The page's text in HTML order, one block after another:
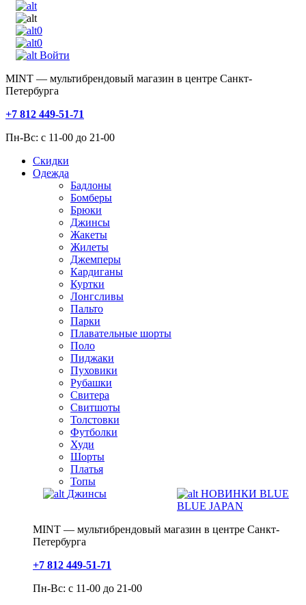
0
0
Войти
MINT — мультибрендовый магазин в центре Санкт-
Петербурга
+7 812 449-51-71
Пн-Вс: с 11-00 до 21-00
Скидки
Одежда
Бадлоны
Бомберы
Брюки
Джинсы
Жакеты
Жилеты
Джемперы
Кардиганы
Куртки
Лонгсливы
Пальто
Парки
Плавательные шорты
Поло
Пиджаки
Пуховики
Рубашки
Свитера
Свитшоты
Толстовки
Футболки
Худи
Шорты
Платья
Топы
Джинсы
НОВИНКИ BLUE
BLUE JAPAN
MINT — мультибрендовый магазин в центре Санкт-
Петербурга
+7 812 449-51-71
Пн-Вс: с 11-00 до 21-00